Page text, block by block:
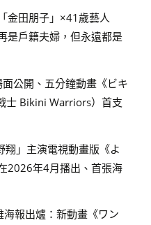
金田朋子」×41歲藝人
是戶籍夫婦，但永遠都是
公開、五分鐘動畫《ビキ
士 Bikini Warriors）首支
」主演電視動畫版《よ
2026年4月播出、首張海
報出爐：新動畫《ワン